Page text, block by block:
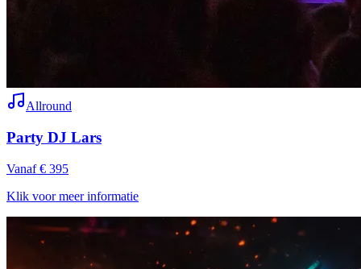
Allround
Party DJ Lars
Vanaf € 395
Klik voor meer informatie